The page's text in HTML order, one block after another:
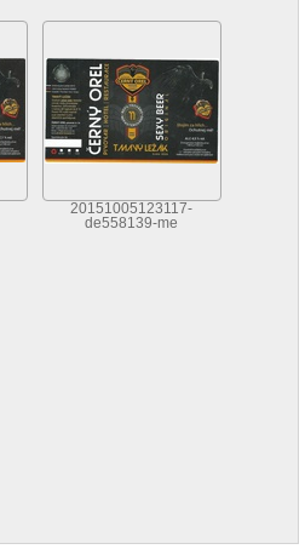
20151005123117-
de558139-me